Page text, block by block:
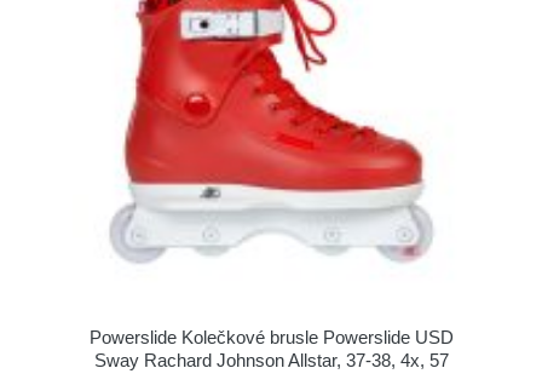
Powerslide Kolečkové brusle Powerslide USD
Sway Rachard Johnson Allstar, 37-38, 4x, 57